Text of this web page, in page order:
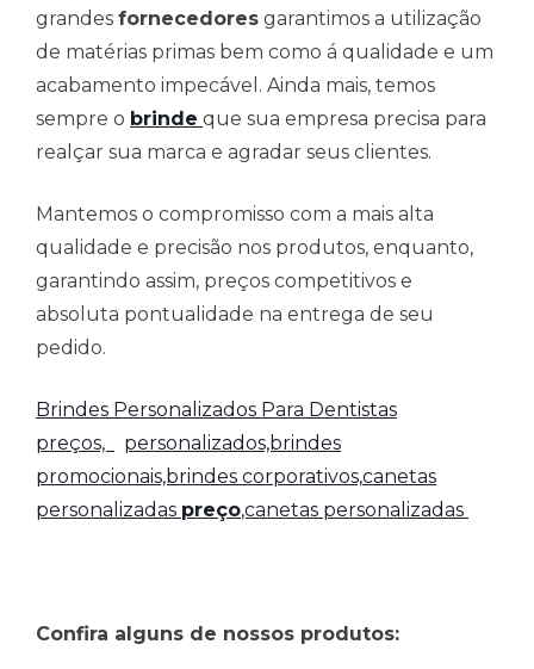
grandes fornecedores garantimos a utilização
de matérias primas bem como á qualidade e um
acabamento impecável. Ainda mais, temos
sempre o brinde que sua empresa precisa para
realçar sua marca e agradar seus clientes.
Mantemos o compromisso com a mais alta
qualidade e precisão nos produtos, enquanto,
garantindo assim, preços competitivos e
absoluta pontualidade na entrega de seu
pedido.
Brindes Personalizados Para Dentistas
preços,
personalizados,brindes
promocionais,brindes corporativos,canetas
personalizadas preço,canetas personalizadas
Confira alguns de nossos produtos: